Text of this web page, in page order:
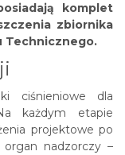
komplet
zbiornika
Technicznego.
ciśnieniowe dla
każdym etapie
projektowe po
nadzorczy –